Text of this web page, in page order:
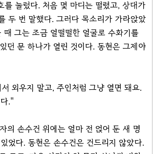
를 눌렀다. 처음 몇 마디는 떨렸고, 상대가
두 번 말했다. 그러다 목소리가 가라앉았
때 그는 조금 얼떨떨한 얼굴로 수화기를
던 문 하나가 열린 것이다. 동현은 그제야
외우지 말고, 주인처럼 그냥 열면 돼요.
."
의 손수건 위에는 얼마 전 얹어 둔 새 명
었다. 동현은 손수건은 건드리지 않았다.